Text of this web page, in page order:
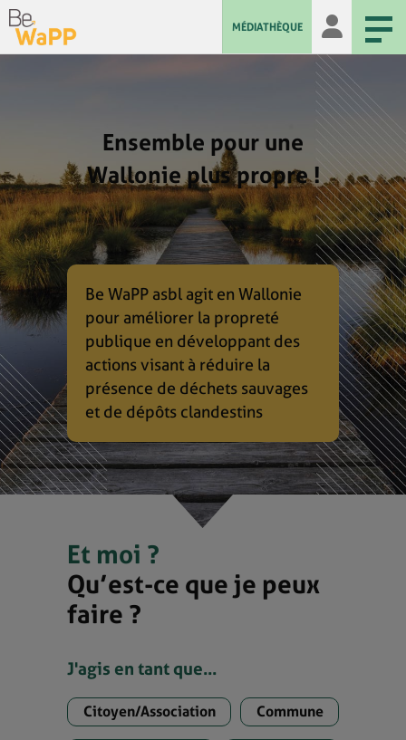
MÉDIATHÈQUE
Ensemble pour une
Wallonie plus propre !
Be WaPP asbl agit en Wallonie
pour améliorer la propreté
publique en développant des
actions visant à réduire la
présence de déchets sauvages
et de dépôts clandestins
Et moi ?
Qu’est-ce que je peux
faire ?
J'agis en tant que...
Citoyen/Association Commune